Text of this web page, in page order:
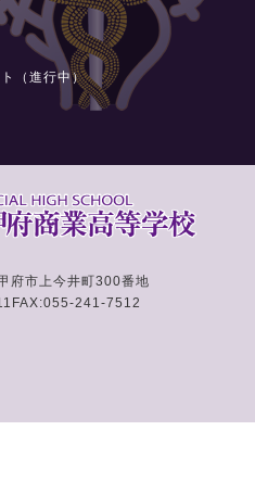
（進行中）
府市上今井町300番地
FAX:055-241-7512